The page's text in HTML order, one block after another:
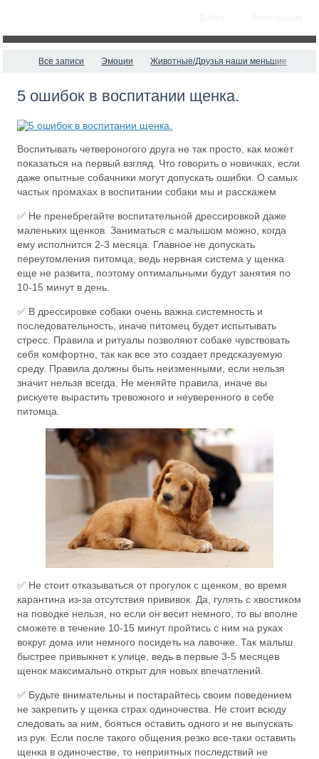
Все записи Эмоции Животные/Друзья наши меньшие
5 ошибок в воспитании щенка.
Воспитывать четвероногого друга не так просто, как может
показаться на первый взгляд. Что говорить о новичках, если
даже опытные собачники могут допускать ошибки. О самых
частых промахах в воспитании собаки мы и расскажем
✅ Не пренебрегайте воспитательной дрессировкой даже
маленьких щенков. Заниматься с малышом можно, когда
ему исполнится 2-3 месяца. Главное не допускать
переутомления питомца, ведь нервная система у щенка
еще не развита, поэтому оптимальными будут занятия по
10-15 минут в день.
✅ В дрессировке собаки очень важна системность и
последовательность, иначе питомец будет испытывать
стресс. Правила и ритуалы позволяют собаке чувствовать
себя комфортно, так как все это создает предсказуемую
среду. Правила должны быть неизменными, если нельзя
значит нельзя всегда. Не меняйте правила, иначе вы
рискуете вырастить тревожного и неуверенного в себе
питомца.
✅ Не стоит отказываться от прогулок с щенком, во время
карантина из-за отсутствия прививок. Да, гулять с хвостиком
на поводке нельзя, но если он весит немного, то вы вполне
сможете в течение 10-15 минут пройтись с ним на руках
вокруг дома или немного посидеть на лавочке. Так малыш
быстрее привыкнет к улице, ведь в первые 3-5 месяцев
щенок максимально открыт для новых впечатлений.
✅ Будьте внимательны и постарайтесь своим поведением
не закрепить у щенка страх одиночества. Не стоит всюду
следовать за ним, бояться оставить одного и не выпускать
из рук. Если после такого общения резко все-таки оставить
щенка в одиночестве, то неприятных последствий не